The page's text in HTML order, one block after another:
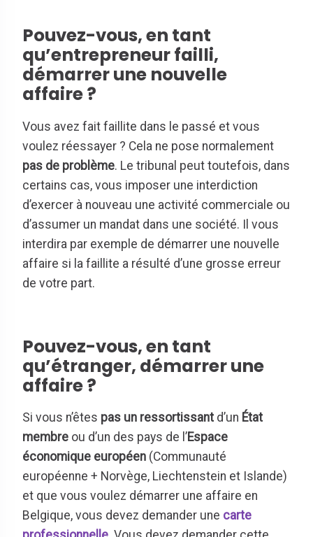
Pouvez-vous, en tant
qu’entrepreneur failli,
démarrer une nouvelle
affaire ?
Vous avez fait faillite dans le passé et vous
voulez réessayer ? Cela ne pose normalement
pas de problème. Le tribunal peut toutefois, dans
certains cas, vous imposer une interdiction
d’exercer à nouveau une activité commerciale ou
d’assumer un mandat dans une société. Il vous
interdira par exemple de démarrer une nouvelle
affaire si la faillite a résulté d’une grosse erreur
de votre part.
Pouvez-vous, en tant
qu’étranger, démarrer une
affaire ?
Si vous n’êtes pas un ressortissant d’un État
membre ou d’un des pays de l’Espace
économique européen (Communauté
européenne + Norvège, Liechtenstein et Islande)
et que vous voulez démarrer une affaire en
Belgique, vous devez demander une carte